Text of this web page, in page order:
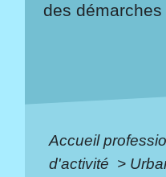
des démarches
Accueil
d'activité >